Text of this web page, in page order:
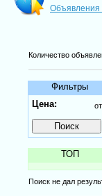
Объявления
Количество
Фильтры
Цена:
от
ТОП
Поиск не дал